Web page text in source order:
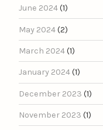
June 2024(1)
May 2024(2)
March 2024(1)
January 2024(1)
December 2023 (1)
November 2023 (1)